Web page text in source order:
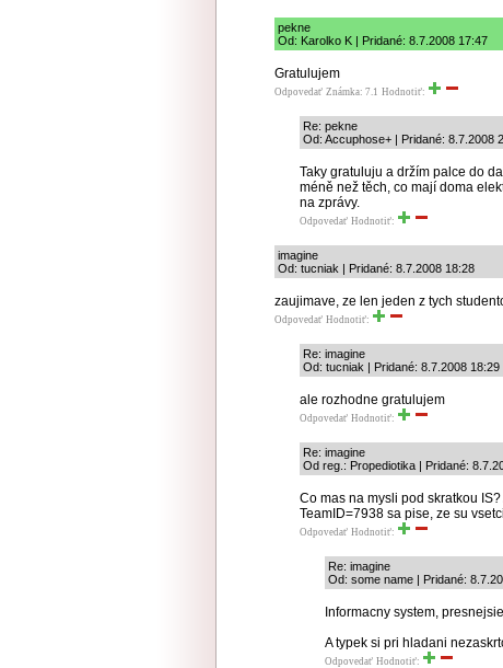
pekne
Od: Karolko K | Pridané: 8.7.2008 17:47
Gratulujem
Odpovedať Známka: 7.1 Hodnotiť:
Re: pekne
Od: Accuphose+ | Pridané: 8.7.2008
Taky gratuluju a držím palce do
méně než těch, co mají doma
na zprávy.
Odpovedať Hodnotiť:
imagine
Od: tucniak | Pridané: 8.7.2008 18:28
zaujimave, ze len jeden z tych
Odpovedať Hodnotiť:
Re: imagine
Od: tucniak | Pridané: 8.7.2008 18:29
ale rozhodne gratulujem
Odpovedať Hodnotiť:
Re: imagine
Od reg.: Propediotika | Pridané:
Co mas na mysli pod skratkou
TeamID=7938 sa pise, ze su
Odpovedať Hodnotiť:
Re: imagine
Od: some name | Pridané:
Informacny system,
A typek si pri hladani
Odpovedať Hodnotiť: